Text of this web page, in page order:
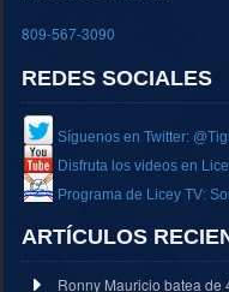
809-567-3090
REDES SOCIALES
Síguenos en Twitter:
Disfruta los videos en
Programa de Licey TV:
ARTÍCULOS
Ronny Mauricio batea de